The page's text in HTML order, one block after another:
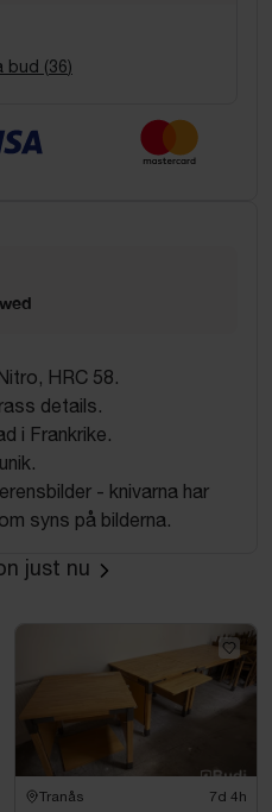
bud (36)
HRC 58.
details.
i Frankrike.
- knivarna har
syns på bilderna.
just nu
Tranås 7d 4h